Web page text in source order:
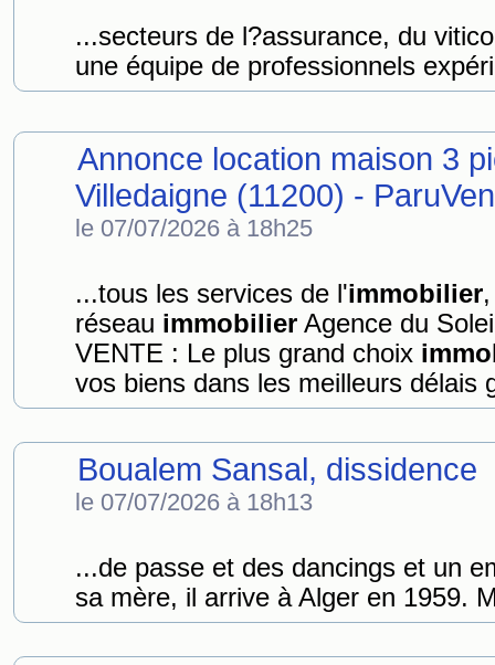
...secteurs de l?assurance, du
une équipe de professionnels
Annonce location maison 3
Villedaigne (11200) -
le 07/07/2026 à 18h25
...tous les services de l'immobilier
réseau immobilier Agence du
VENTE : Le plus grand choix
vos biens dans les meilleurs délais
Boualem Sansal, dissidence
le 07/07/2026 à 18h13
...de passe et des dancings et un
sa mère, il arrive à Alger en 1959.